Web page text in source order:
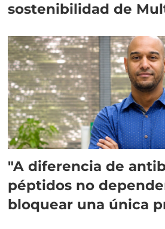
sostenibilidad de
"A diferencia de
péptidos no
bloquear una única